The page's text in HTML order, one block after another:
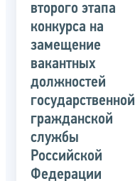
второго этапа
конкурса на
замещение
вакантных
должностей
государственной
гражданской
службы
Российской
Федерации